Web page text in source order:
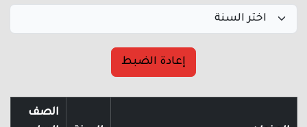
إعادة الضبط
الصف